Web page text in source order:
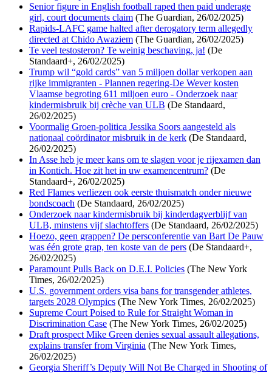
Senior figure in English football raped then paid underage
girl, court documents claim (The Guardian, 26/02/2025)
Rapids-LAFC game halted after derogatory term allegedly
directed at Chido Awaziem (The Guardian, 26/02/2025)
Te veel testosteron? Te weinig beschaving, ja! (De
Standaard+, 26/02/2025)
Trump wil “gold cards” van 5 miljoen dollar verkopen aan
rijke immigranten - Plannen regering-De Wever kosten
Vlaamse begroting 611 miljoen euro - Onderzoek naar
kindermisbruik bij crèche van ULB (De Standaard,
26/02/2025)
Voormalig Groen-politica Jessika Soors aangesteld als
nationaal coördinator misbruik in de kerk (De Standaard,
26/02/2025)
In Asse heb je meer kans om te slagen voor je rijexamen dan
in Kontich. Hoe zit het in uw examencentrum? (De
Standaard+, 26/02/2025)
Red Flames verliezen ook eerste thuismatch onder nieuwe
bondscoach (De Standaard, 26/02/2025)
Onderzoek naar kindermisbruik bij kinderdagverblijf van
ULB, minstens vijf slachtoffers (De Standaard, 26/02/2025)
Hoezo, geen grappen? De persconferentie van Bart De Pauw
was één grote grap, ten koste van de pers (De Standaard+,
26/02/2025)
Paramount Pulls Back on D.E.I. Policies (The New York
Times, 26/02/2025)
U.S. government orders visa bans for transgender athletes,
targets 2028 Olympics (The New York Times, 26/02/2025)
Supreme Court Poised to Rule for Straight Woman in
Discrimination Case (The New York Times, 26/02/2025)
Draft prospect Mike Green denies sexual assault allegations,
explains transfer from Virginia (The New York Times,
26/02/2025)
Georgia Sheriff’s Deputy Will Not Be Charged in Shooting of